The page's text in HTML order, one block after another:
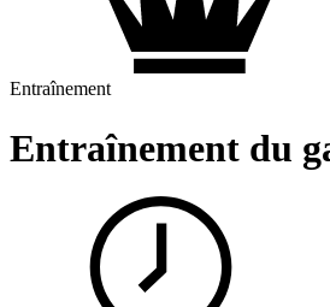
Entraînement
Entraînement du